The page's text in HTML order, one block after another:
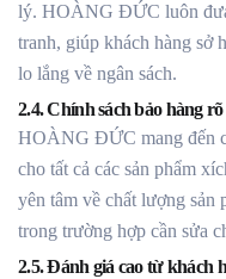
lý. HOÀNG ĐỨC luôn đưa
tranh, giúp khách hàng sở
lo lắng về ngân sách.
2.4. Chính sách bảo hàng
HOÀNG ĐỨC mang đến
cho tất cả các sản phẩm
yên tâm về chất lượng
trong trường hợp cần sửa
2.5. Đánh giá cao từ khách